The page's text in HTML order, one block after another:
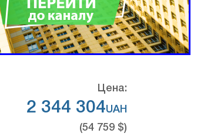
Цена:
2 344 304UAH
(54 759 $)